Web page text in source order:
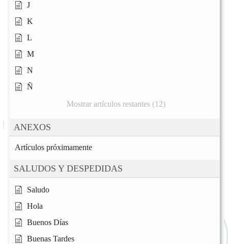
J
K
L
M
N
Ñ
Mostrar artículos restantes (12)
ANEXOS
Artículos próximamente
SALUDOS Y DESPEDIDAS
Saludo
Hola
Buenos Días
Buenas Tardes